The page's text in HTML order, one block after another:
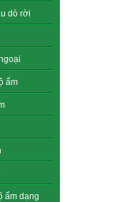
dò rời
ẩm
ẩm dạng